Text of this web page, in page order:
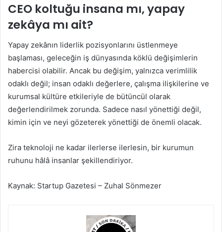
CEO koltuğu insana mı, yapay
zekâya mı ait?
Yapay zekânın liderlik pozisyonlarını üstlenmeye
başlaması, geleceğin iş dünyasında köklü değişimlerin
habercisi olabilir. Ancak bu değişim, yalnızca verimlilik
odaklı değil; insan odaklı değerlere, çalışma ilişkilerine ve
kurumsal kültüre etkileriyle de bütüncül olarak
değerlendirilmek zorunda. Sadece nasıl yönettiği değil,
kimin için ve neyi gözeterek yönettiği de önemli olacak.
Zira teknoloji ne kadar ilerlerse ilerlesin, bir kurumun
ruhunu hâlâ insanlar şekillendiriyor.
Kaynak: Startup Gazetesi – Zuhal Sönmezer